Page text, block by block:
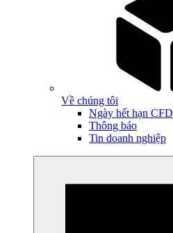
Về chúng tôi
Ngày hết hạn CFD
Thông báo
Tin doanh nghiệp